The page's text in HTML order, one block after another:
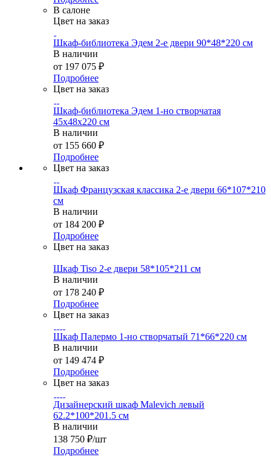
В салоне
Цвет на заказ
Шкаф-библиотека Эдем 2-е двери 90*48*220 см
В наличии
от 197 075 ₽
Подробнее
Цвет на заказ
Шкаф-библиотека Эдем 1-но створчатая
45х48х220 см
В наличии
от 155 660 ₽
Подробнее
Цвет на заказ
Шкаф Французская классика 2-е двери 66*107*210
см
В наличии
от 184 200 ₽
Подробнее
Цвет на заказ
Шкаф Tiso 2-е двери 58*105*211 см
В наличии
от 178 240 ₽
Подробнее
Цвет на заказ
Шкаф Палермо 1-но створчатый 71*66*220 см
В наличии
от 149 474 ₽
Подробнее
Цвет на заказ
Дизайнерский шкаф Malevich левый
62.2*100*201.5 см
В наличии
138 750 ₽/шт
Подробнее